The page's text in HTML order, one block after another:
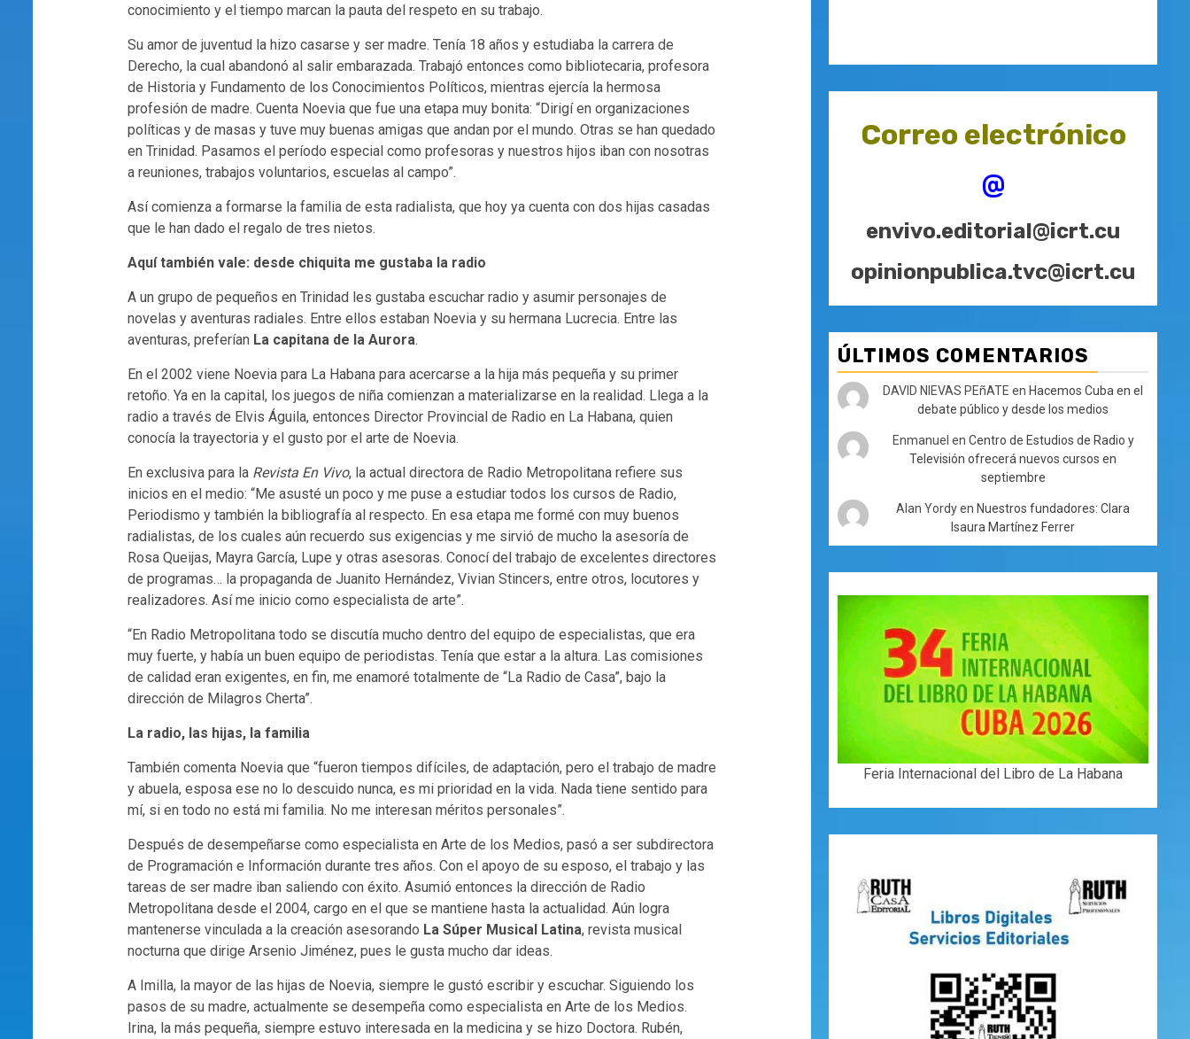
conocimiento y el tiempo marcan la pauta del respeto en su trabajo.
Su amor de juventud la hizo casarse y ser madre. Tenía 18 años y estudiaba la carrera de
Derecho, la cual abandonó al salir embarazada. Trabajó entonces como bibliotecaria, profesora
de Historia y Fundamento de los Conocimientos Políticos, mientras ejercía la hermosa
profesión de madre. Cuenta Noevia que fue una etapa muy bonita: “Dirigí en organizaciones
políticas y de masas y tuve muy buenas amigas que andan por el mundo. Otras se han quedado
en Trinidad. Pasamos el período especial como profesoras y nuestros hijos iban con nosotras
a reuniones, trabajos voluntarios, escuelas al campo”.
Así comienza a formarse la familia de esta radialista, que hoy ya cuenta con dos hijas casadas
que le han dado el regalo de tres nietos.
Aquí también vale: desde chiquita me gustaba la radio
A un grupo de pequeños en Trinidad les gustaba escuchar radio y asumir personajes de
novelas y aventuras radiales. Entre ellos estaban Noevia y su hermana Lucrecia. Entre las
aventuras, preferían La capitana de la Aurora.
En el 2002 viene Noevia para La Habana para acercarse a la hija más pequeña y su primer
retoño. Ya en la capital, los juegos de niña comienzan a materializarse en la realidad. Llega a la
radio a través de Elvis Águila, entonces Director Provincial de Radio en La Habana, quien
conocía la trayectoria y el gusto por el arte de Noevia.
En exclusiva para la Revista En Vivo, la actual directora de Radio Metropolitana refiere sus
inicios en el medio: “Me asusté un poco y me puse a estudiar todos los cursos de Radio,
Periodismo y también la bibliografía al respecto. En esa etapa me formé con muy buenos
radialistas, de los cuales aún recuerdo sus exigencias y me sirvió de mucho la asesoría de
Rosa Queijas, Mayra García, Lupe y otras asesoras. Conocí del trabajo de excelentes directores
de programas… la propaganda de Juanito Hernández, Vivian Stincers, entre otros, locutores y
realizadores. Así me inicio como especialista de arte”.
“En Radio Metropolitana todo se discutía mucho dentro del equipo de especialistas, que era
muy fuerte, y había un buen equipo de periodistas. Tenía que estar a la altura. Las comisiones
de calidad eran exigentes, en fin, me enamoré totalmente de “La Radio de Casa”, bajo la
dirección de Milagros Cherta”.
La radio, las hijas, la familia
También comenta Noevia que “fueron tiempos difíciles, de adaptación, pero el trabajo de madre
y abuela, esposa ese no lo descuido nunca, es mi prioridad en la vida. Nada tiene sentido para
mí, si en todo no está mi familia. No me interesan méritos personales”.
Después de desempeñarse como especialista en Arte de los Medios, pasó a ser subdirectora
de Programación e Información durante tres años. Con el apoyo de su esposo, el trabajo y las
tareas de ser madre iban saliendo con éxito. Asumió entonces la dirección de Radio
Metropolitana desde el 2004, cargo en el que se mantiene hasta la actualidad. Aún logra
mantenerse vinculada a la creación asesorando La Súper Musical Latina, revista musical
nocturna que dirige Arsenio Jiménez, pues le gusta mucho dar ideas.
A Imilla, la mayor de las hijas de Noevia, siempre le gustó escribir y escuchar. Siguiendo los
pasos de su madre, actualmente se desempeña como especialista en Arte de los Medios.
Irina, la más pequeña, siempre estuvo interesada en la medicina y se hizo Doctora. Rubén,
Correo electrónico
@
envivo.editorial@icrt.cu
opinionpublica.tvc@icrt.cu
ÚLTIMOS COMENTARIOS
DAVID NIEVAS PEñATE en Hacemos Cuba en el
debate público y desde los medios
Enmanuel en Centro de Estudios de Radio y
Televisión ofrecerá nuevos cursos en
septiembre
Alan Yordyen Nuestros fundadores: Clara
Isaura Martínez Ferrer
Feria Internacional del Libro de La Habana